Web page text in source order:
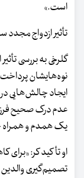
است.»
تأثیر ازدواج مجدد
گلرخی به بررسی
نوه‌هایشان
ایجاد چالش‌هایی
عدم درک صحیح
یک همدم و همراه
او تأکید کر: «برای
تصمیم‌گیری